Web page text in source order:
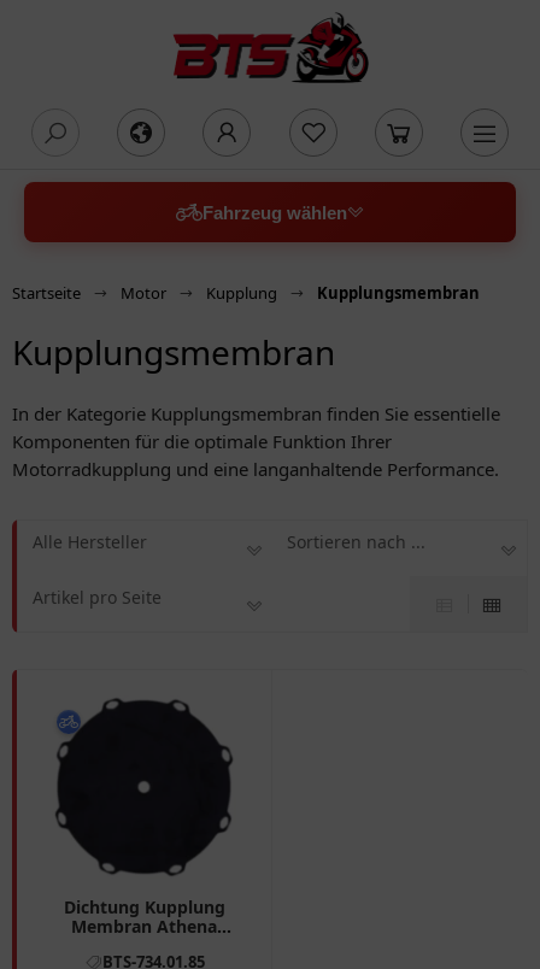
Fahrzeug wählen
Startseite Motor Kupplung Kupplungsmembran
Kupplungsmembran
In der Kategorie Kupplungsmembran finden Sie essentielle
Komponenten für die optimale Funktion Ihrer
Motorradkupplung und eine langanhaltende Performance.
Alle Hersteller Sortieren nach ...
Artikel pro Seite
Dichtung Kupplung
Membran Athena
BTS-734.01.85